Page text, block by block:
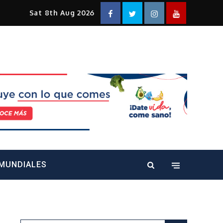
Sat 8th Aug 2026 FacebookTwitterInstagramYouTube